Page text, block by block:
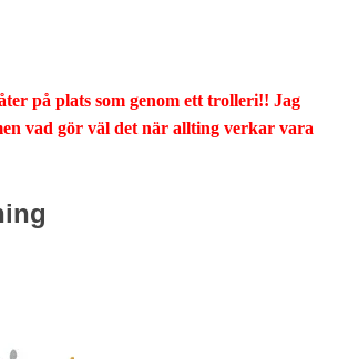
på plats som genom ett trolleri!! Jag
vad gör väl det när allting verkar vara